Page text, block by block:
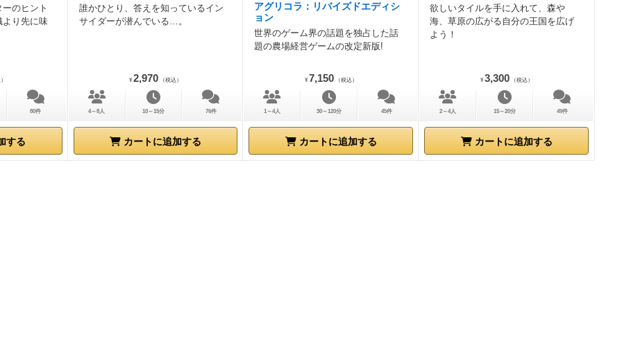
のヒント
より先に味
80件
する
誰かひとり、答えを知っているイン
サイダーが潜んでいる…。
¥ 2,970 （税込）
4～8人 10～15分 76件
カートに追加する
アグリコラ：リバイズドエディシ
ョン
世界のゲーム界の話題を独占した話
題の農場経営ゲームの改定新版!
¥ 7,150 （税込）
1～4人 30～120分 45件
カートに追加する
欲しいタイルを手に入れて、森や
海、草原の広がる自分の王国を広げ
よう！
¥ 3,300 （税込）
2～4人 15～20分 49件
カートに追加する